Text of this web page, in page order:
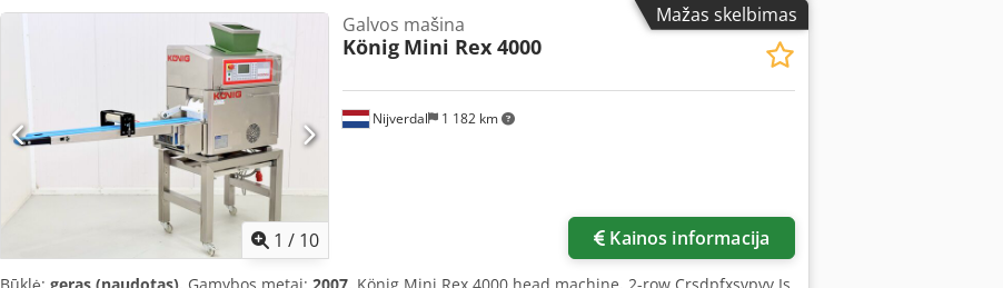
Mažas skelbimas
1 / 10
Nijverdal 1 182 km
Galvos mašina
König Mini Rex 4000
Kainos informacija